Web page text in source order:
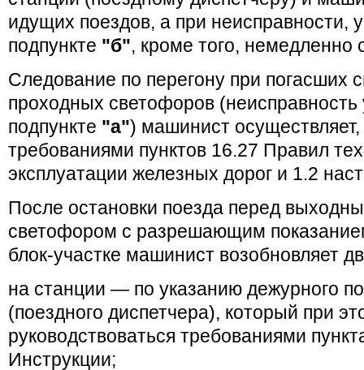
идущих поездов, а при неисправности,
подпункте "б", кроме того, немедленно
Следование по перегону при погасших
проходных светофоров (неисправность
подпункте "а") машинист осуществляет,
требованиями пунктов 16.27 Правил
эксплуатации железных дорог и 1.2
После остановки поезда перед
светофором с разрешающим
блок-участке машинист возобновляет
на станции — по указанию дежурного
(поездного диспетчера), который при
руководствоваться требованиями
Инструкции;